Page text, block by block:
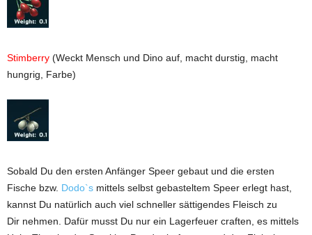
Stimberry (Weckt Mensch und Dino auf, macht durstig, macht
hungrig, Farbe)
Sobald Du den ersten Anfänger Speer gebaut und die ersten
Fische bzw. Dodo`s mittels selbst gebasteltem Speer erlegt hast,
kannst Du natürlich auch viel schneller sättigendes Fleisch zu
Dir nehmen. Dafür musst Du nur ein Lagerfeuer craften, es mittels